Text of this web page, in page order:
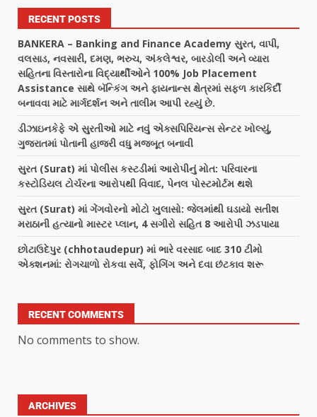
RECENT POSTS
BANKERA – Banking and Finance Academy સુરત, વાપી,
વલસાડ, નવસારી, દમણ, ભરુચ, અંકલેશ્વર, બારડોલી અને વ્યારા
સહિતના વિસ્તારોના વિદ્યાર્થીઓને 100% Job Placement
Assistance સાથે બૅન્કિંગ અને ફાયનાન્સ ક્ષેત્રમાં સફળ કારકિર્દી
બનાવવા માટે માર્ગદર્શન અને તાલીમ આપી રહ્યું છે.
ડીઝાઇનકેફે એ સુરતીઓ માટે નવું એક્સપિરિયન્સ સેન્ટર ખોલ્યું,
ગુજરાતમાં પોતાની હાજરી વધુ મજબૂત બનાવી
સુરત (Surat) માં પોલીસ કસ્ટડીમાં આરોપીનું મોત: પરિવારના
કસ્ટોડિયલ ટોર્ચરના આરોપથી વિવાદ, પેનલ પોસ્ટમોર્ટમ થશે
સુરત (Surat) માં ગેંગવોરનો મોટો ખુલાસો: જેલમાંથી ઘડાયો સતીશ
મરાઠાની હત્યાનો માસ્ટર પ્લાન, 4 સગીરો સહિત 8 આરોપી ઝડપાયા
છોટાઉદેપુર (chhotaudepur) માં ભારે વરસાદ બાદ 310 ટીમો
એક્શનમાં: રોગચાળો રોકવા સર્વે, ફોગિંગ અને દવા છંટકાવ શરૂ
RECENT COMMENTS
No comments to show.
ARCHIVES